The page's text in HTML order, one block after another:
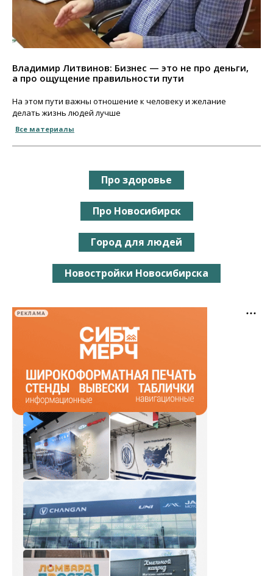
Владимир Литвинов: Бизнес — это не про деньги,
а про ощущение правильности пути
На этом пути важны отношение к человеку и желание
делать жизнь людей лучше
Все материалы
Про здоровье
Про Новосибирск
Город для людей
Новостройки Новосибирска
РЕКЛАМА